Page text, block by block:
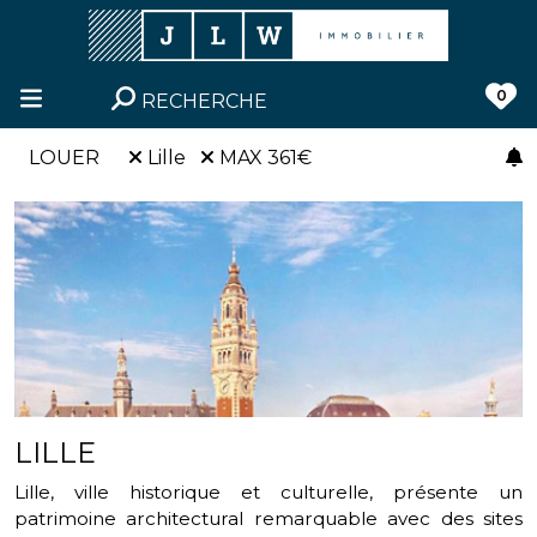
RECHERCHE 0
LOUER Lille MAX 361€
LILLE
Lille, ville historique et culturelle, présente un
patrimoine architectural remarquable avec des sites